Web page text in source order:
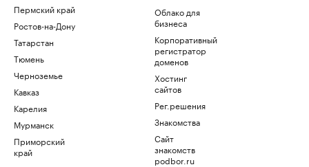
Пермский край
Ростов-на-Дону
Татарстан
Тюмень
Черноземье
Кавказ
Карелия
Мурманск
Приморский
край
Облако для
бизнеса
Корпоративный
регистратор
доменов
Хостинг
сайтов
Рег.решения
Знакомства
Сайт
знакомств
podbor.ru